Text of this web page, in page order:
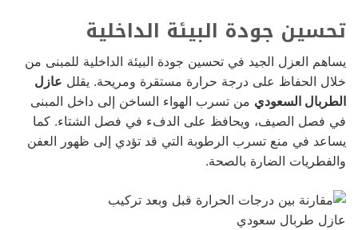
تحسين جودة البيئة الداخلية
يساهم العزل الجيد في تحسين جودة البيئة الداخلية للمبنى من
خلال الحفاظ على درجة حرارة مستقرة ومريحة. يقلل عازل
الطربال السعودي من تسرب الهواء الساخن إلى داخل المبنى
في فصل الصيف، ويحافظ على الدفء في فصل الشتاء. كما
يساعد في منع تسرب الرطوبة التي قد تؤدي إلى ظهور العفن
والفطريات الضارة بالصحة.